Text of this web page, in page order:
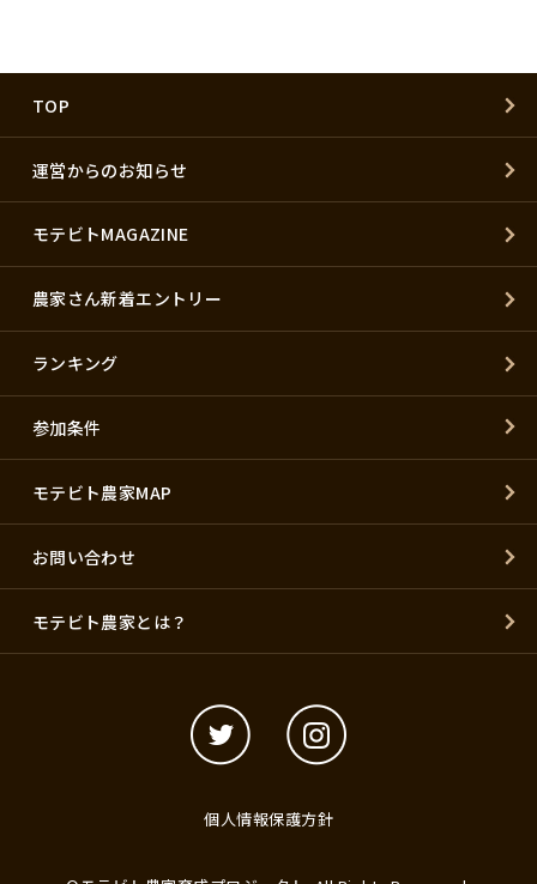
TOP
運営からのお知らせ
モテビトMAGAZINE
農家さん新着エントリー
ランキング
参加条件
モテビト農家MAP
お問い合わせ
モテビト農家とは？
個人情報保護方針